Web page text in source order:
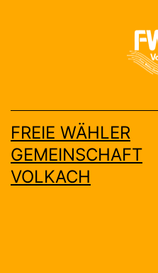
FREIE WÄHLER
GEMEINSCHAFT
VOLKACH